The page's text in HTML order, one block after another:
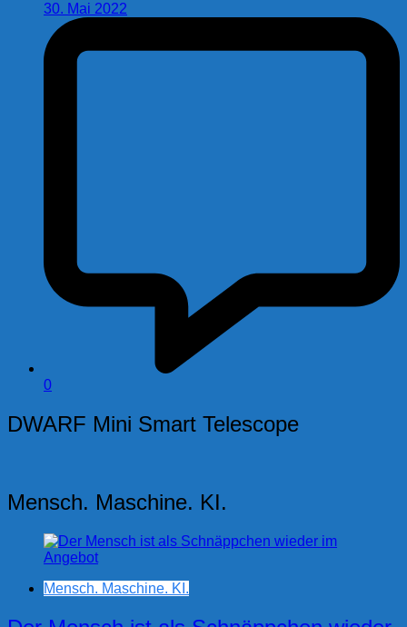
30. Mai 2022
0
DWARF Mini Smart Telescope
Mensch. Maschine. KI.
Mensch. Maschine. KI.